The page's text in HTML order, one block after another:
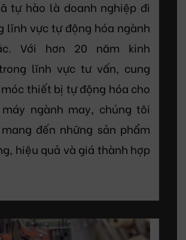
tự hào là doanh nghiệp đi
lĩnh vực tự động hóa ngành
Với hơn 20 năm kinh
lĩnh vực tư vấn, cung
thiết bị tự động hóa cho
ngành may, chúng tôi
đến những sản phẩm
hiệu quả và giá thành hợp